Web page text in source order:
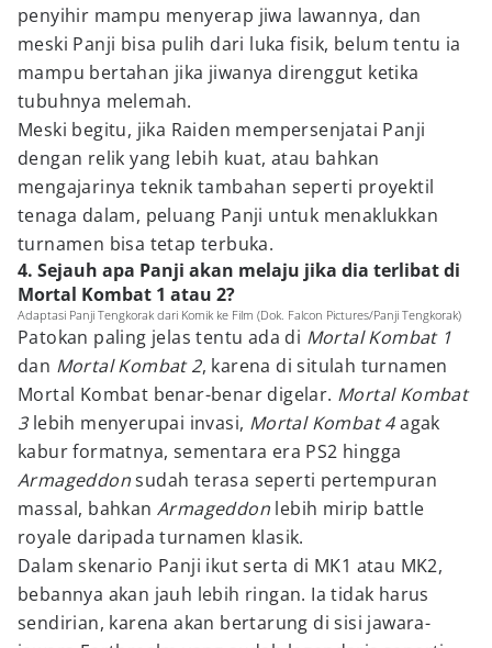
penyihir mampu menyerap jiwa lawannya, dan
meski Panji bisa pulih dari luka fisik, belum tentu ia
mampu bertahan jika jiwanya direnggut ketika
tubuhnya melemah.
Meski begitu, jika Raiden mempersenjatai Panji
dengan relik yang lebih kuat, atau bahkan
mengajarinya teknik tambahan seperti proyektil
tenaga dalam, peluang Panji untuk menaklukkan
turnamen bisa tetap terbuka.
4. Sejauh apa Panji akan melaju jika dia terlibat di
Mortal Kombat 1 atau 2?
Adaptasi Panji Tengkorak dari Komik ke Film (Dok. Falcon Pictures/Panji Tengkorak)
Patokan paling jelas tentu ada di Mortal Kombat 1
dan Mortal Kombat 2, karena di situlah turnamen
Mortal Kombat benar-benar digelar. Mortal Kombat
3lebih menyerupai invasi, Mortal Kombat 4agak
kabur formatnya, sementara era PS2 hingga
Armageddonsudah terasa seperti pertempuran
massal, bahkanArmageddon lebih mirip battle
royale daripada turnamen klasik.
Dalam skenario Panji ikut serta di MK1 atau MK2,
bebannya akan jauh lebih ringan. Ia tidak harus
sendirian, karena akan bertarung di sisi jawara-